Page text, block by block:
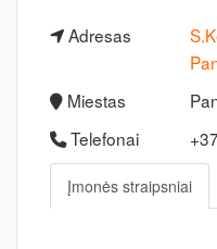
Adresas
Miestas
Telefonai
Įmonės straipsniai